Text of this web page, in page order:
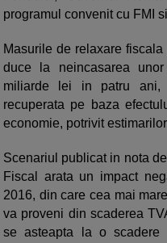
programul convenit cu FMI
Masurile de relaxare
duce la neincasarea
miliarde lei in patru
recuperata pe baza
economie, potrivit
Scenariul publicat in nota
Fiscal arata un impact
2016, din care cea mai
va proveni din scaderea
se asteapta la o